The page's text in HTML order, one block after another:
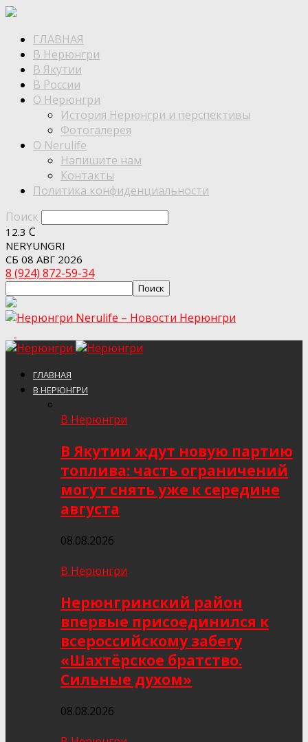
ГЛАВНАЯ
В Нерюнгри
В Якутии
В России
О Нерюнгри
История Нерюнгри и перспективы
Фотогалерея
О Nerulife
Напишите нам
Контакты
Политика конфиденциальности
Поиск
12.3 C
NERYUNGRI
СБ 08 АВГ 2026
8 (924) 872-59-34
Nerulife – Новости Нерюнгри
ГЛАВНАЯ
В НЕРЮНГРИ
В Нерюнгри
В Якутии ждут новую партию
топлива: часть ограничений
могут снять уже к середине
августа
08.08.2026
В Нерюнгри
Нерюнгринский район
впервые присоединился к
всероссийскому забегу
«Шахтёрское братство.
Сильные духом»
08.08.2026